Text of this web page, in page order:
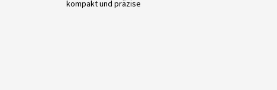
kompakt und präzise